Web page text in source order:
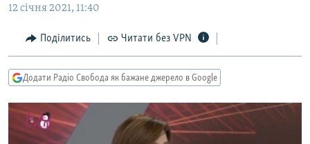
до
навігації
Перейти
до
ПОЛІТИКА
ЕКОНОМІКА
КУЛЬТУРА
СПОРТ
УКРАЇНА
ВІЙНА
РОСІЙСЬКА «ФІЛЬТРАЦІЯ»
КРИМ.РЕАЛІЇ
ТИ ЯК?
СХЕМИ
12 січня 2021, 11:40
Поділитись Читати без VPN
Додати Радіо Свобода як бажане джерело в Google